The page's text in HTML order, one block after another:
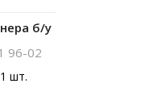
б/у
96-02
1 шт.